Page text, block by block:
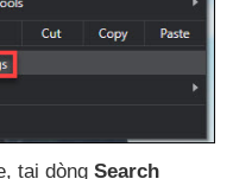
, tại dòng Search